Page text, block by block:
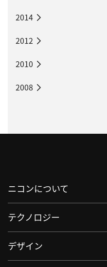
2014
2012
2010
2008
ニコンについて
テクノロジー
デザイン